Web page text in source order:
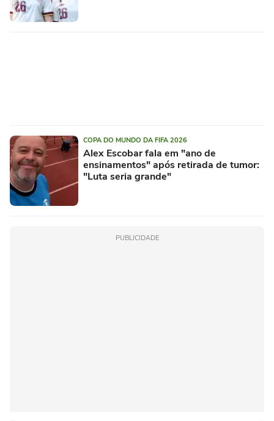
COPA DO MUNDO DA FIFA 2026
Alex Escobar fala em "ano de
ensinamentos" após retirada de tumor:
"Luta seria grande"
PUBLICIDADE